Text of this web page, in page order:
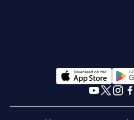
(opens in a new tab)